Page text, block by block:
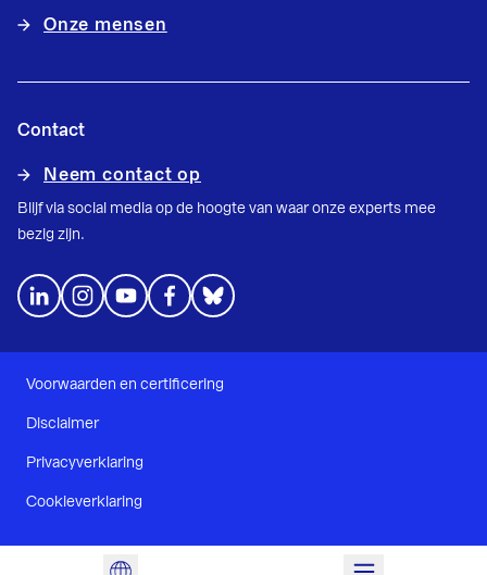
Onze mensen
Contact
Neem contact op
Blijf via social media op de hoogte van waar onze experts mee
bezig zijn.
Voorwaarden en certificering
Disclaimer
Privacyverklaring
Cookieverklaring